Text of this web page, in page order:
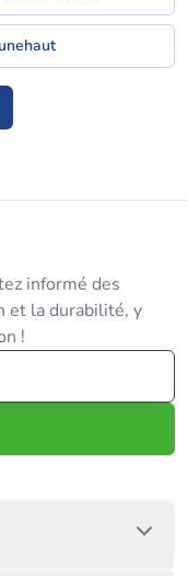
informé des
et la durabilité, y
!